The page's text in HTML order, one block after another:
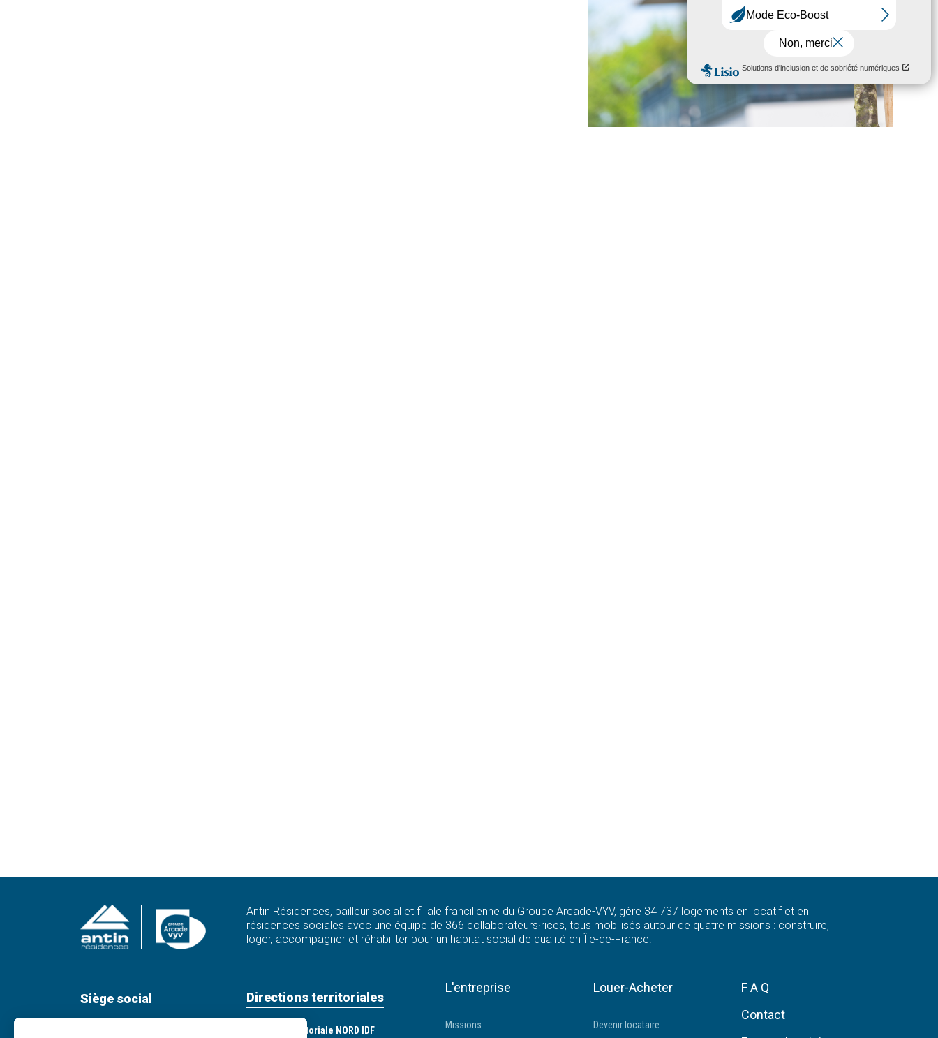
Antin Résidences, bailleur social et filiale francilienne du Groupe Arcade-VYV, gère 34 737 logements en locatif et en
résidences sociales avec une équipe de 366 collaborateurs·rices, tous mobilisés autour de quatre missions : construire,
loger, accompagner et réhabiliter pour un habitat social de qualité en Île-de-France.
Siège social Directions territoriales
Direction territoriale NORD IDF
L'entreprise
Missions
Louer-Acheter
Devenir locataire
F A Q
Contact